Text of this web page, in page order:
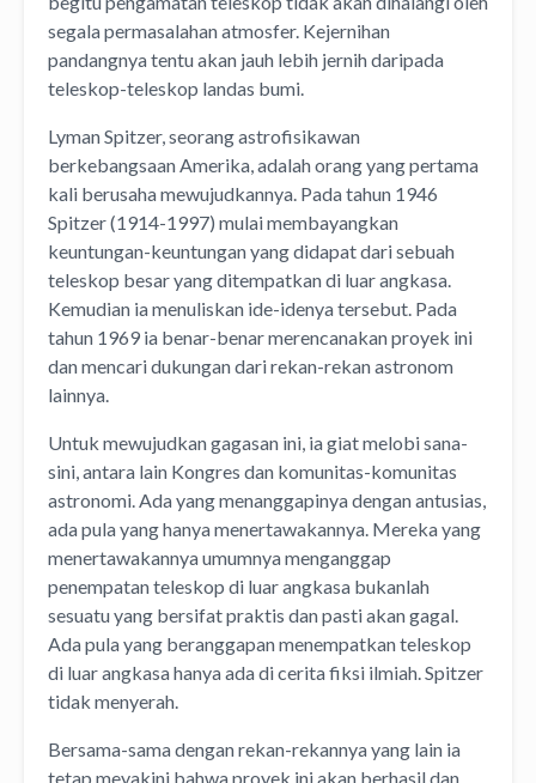
segala permasalahan atmosfer. Kejernihan
pandangnya tentu akan jauh lebih jernih daripada
teleskop-teleskop landas bumi.
Lyman Spitzer, seorang astrofisikawan
berkebangsaan Amerika, adalah orang yang pertama
kali berusaha mewujudkannya. Pada tahun 1946
Spitzer (1914-1997) mulai membayangkan
keuntungan-keuntungan yang didapat dari sebuah
teleskop besar yang ditempatkan di luar angkasa.
Kemudian ia menuliskan ide-idenya tersebut. Pada
tahun 1969 ia benar-benar merencanakan proyek ini
dan mencari dukungan dari rekan-rekan astronom
lainnya.
Untuk mewujudkan gagasan ini, ia giat melobi sana-
sini, antara lain Kongres dan komunitas-komunitas
astronomi. Ada yang menanggapinya dengan antusias,
ada pula yang hanya menertawakannya. Mereka yang
menertawakannya umumnya menganggap
penempatan teleskop di luar angkasa bukanlah
sesuatu yang bersifat praktis dan pasti akan gagal.
Ada pula yang beranggapan menempatkan teleskop
di luar angkasa hanya ada di cerita fiksi ilmiah. Spitzer
tidak menyerah.
Bersama-sama dengan rekan-rekannya yang lain ia
tetap meyakini bahwa proyek ini akan berhasil dan